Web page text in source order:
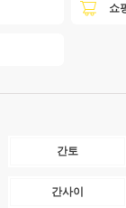
쇼
간토
간사이